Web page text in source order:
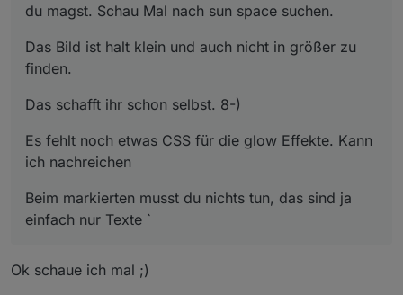
du magst. Schau Mal nach sun space suchen.
Das Bild ist halt klein und auch nicht in größer zu
finden.
Das schafft ihr schon selbst. 8-)
Es fehlt noch etwas CSS für die glow Effekte. Kann
ich nachreichen
Beim markierten musst du nichts tun, das sind ja
einfach nur Texte `
Ok schaue ich mal ;)